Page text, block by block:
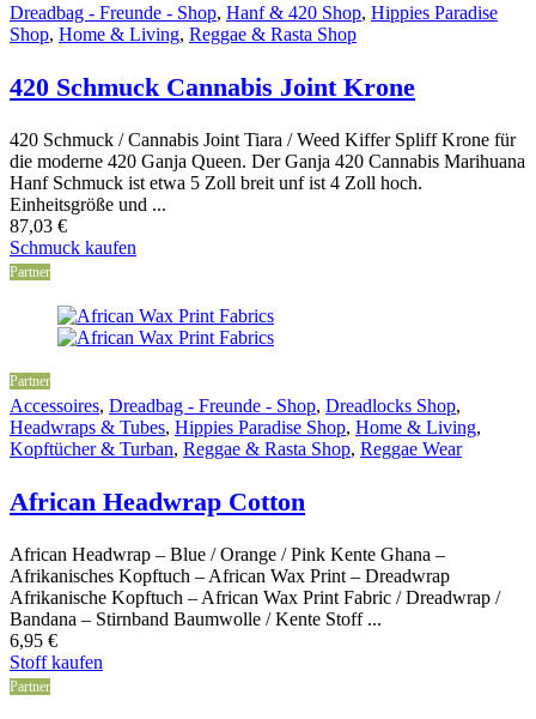
Dreadbag - Freunde - Shop, Hanf & 420 Shop, Hippies Paradise
Shop, Home & Living, Reggae & Rasta Shop
420 Schmuck Cannabis Joint Krone
420 Schmuck / Cannabis Joint Tiara / Weed Kiffer Spliff Krone für
die moderne 420 Ganja Queen. Der Ganja 420 Cannabis Marihuana
Hanf Schmuck ist etwa 5 Zoll breit unf ist 4 Zoll hoch.
Einheitsgröße und ...
87,03 €
Schmuck kaufen
Partner
Partner
Accessoires, Dreadbag - Freunde - Shop, Dreadlocks Shop,
Headwraps & Tubes, Hippies Paradise Shop, Home & Living,
Kopftücher & Turban, Reggae & Rasta Shop, Reggae Wear
African Headwrap Cotton
African Headwrap – Blue / Orange / Pink Kente Ghana –
Afrikanisches Kopftuch – African Wax Print – Dreadwrap
Afrikanische Kopftuch – African Wax Print Fabric / Dreadwrap /
Bandana – Stirnband Baumwolle / Kente Stoff ...
6,95 €
Stoff kaufen
Partner